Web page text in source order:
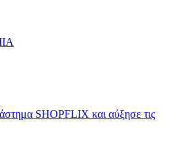
SHOPFLIX και αύξησε τις